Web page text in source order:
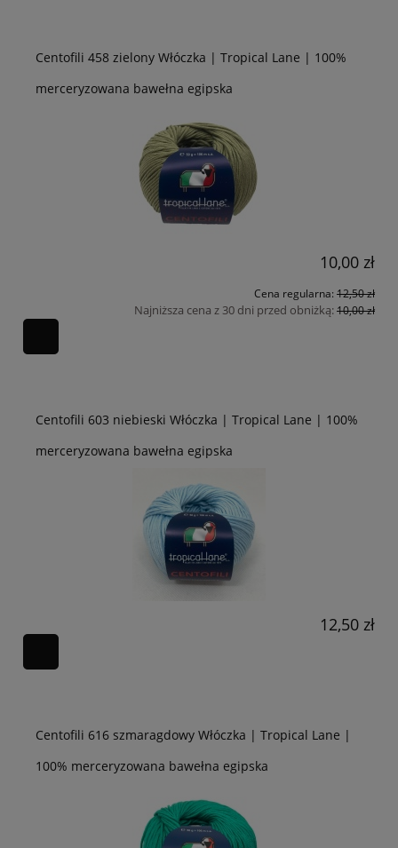
Centofili 458 zielony Włóczka | Tropical Lane | 100%
merceryzowana bawełna egipska
10,00 zł
Cena regularna: 12,50 zł
Najniższa cena z 30 dni przed obniżką:10,00 zł
Centofili 603 niebieski Włóczka | Tropical Lane | 100%
merceryzowana bawełna egipska
12,50 zł
Centofili 616 szmaragdowy Włóczka | Tropical Lane |
100% merceryzowana bawełna egipska